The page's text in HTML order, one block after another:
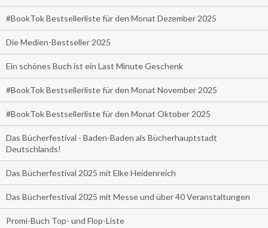
#BookTok Bestsellerliste für den Monat Dezember 2025
Die Medien-Bestseller 2025
Ein schönes Buch ist ein Last Minute Geschenk
#BookTok Bestsellerliste für den Monat November 2025
#BookTok Bestsellerliste für den Monat Oktober 2025
Das Bücherfestival - Baden-Baden als Bücherhauptstadt
Deutschlands!
Das Bücherfestival 2025 mit Elke Heidenreich
Das Bücherfestival 2025 mit Messe und über 40 Veranstaltungen
Promi-Buch Top- und Flop-Liste